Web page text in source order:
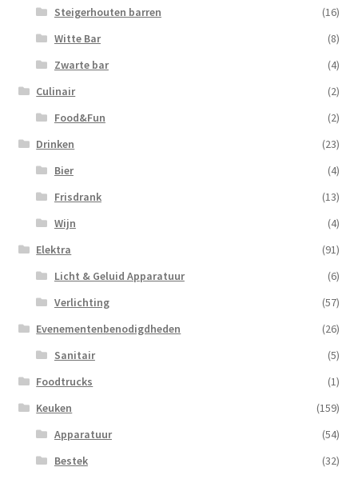
Steigerhouten barren
(16)
Witte Bar
(8)
Zwarte bar
(4)
Culinair
(2)
Food&Fun
(2)
Drinken
(23)
Bier
(4)
Frisdrank
(13)
Wijn
(4)
Elektra
(91)
Licht & Geluid Apparatuur
(6)
Verlichting
(57)
Evenementenbenodigdheden
(26)
Sanitair
(5)
Foodtrucks
(1)
Keuken
(159)
Apparatuur
(54)
Bestek
(32)